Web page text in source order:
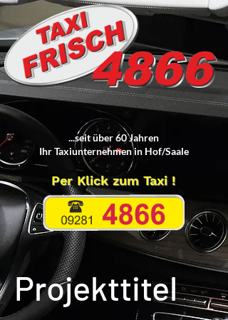
Per Klick zum Taxi !
...seit über 60 Jahren
Ihr Taxiunternehmen in Hof/Saale
Projekttitel